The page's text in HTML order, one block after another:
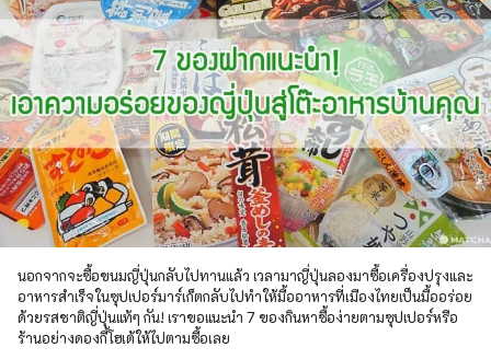
นอกจากจะซื้อขนมญี่ปุ่นกลับไปทานแล้ว เวลามาญี่ปุ่นลองมาซื้อเครื่องปรุงและ
อาหารสำเร็จในซุปเปอร์มาร์เก็ตกลับไปทำให้มื้ออาหารที่เมืองไทยเป็นมื้ออร่อย
ด้วยรสชาติญี่ปุ่นแท้ๆ กัน! เราขอแนะนำ 7 ของกินหาซื้อง่ายตามซุปเปอร์หรือ
ร้านอย่างดองกี้โฮเต้ให้ไปตามซื้อเลย